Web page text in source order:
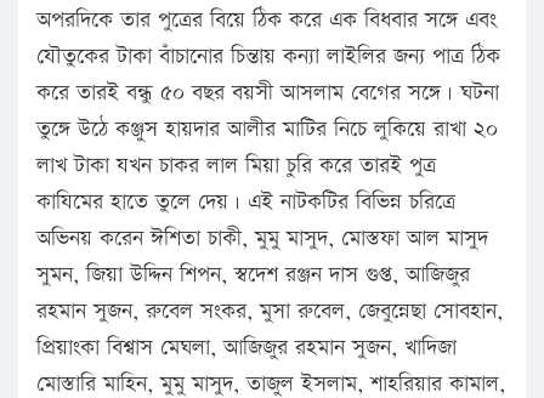
অপরদিকে তার পুত্রের বিয়ে ঠিক করে এক বিধবার সঙ্গে এবং
যৌতুকের টাকা বাঁচানোর চিন্তায় কন্যা লাইলির জন্য পাত্র ঠিক
করে তারই বন্ধু ৫০ বছর বয়সী আসলাম বেগের সঙ্গে। ঘটনা
তুঙ্গে উঠে কঞ্জুস হায়দার আলীর মাটির নিচে লুকিয়ে রাখা ২০
লাখ টাকা যখন চাকর লাল মিয়া চুরি করে তারই পুত্র
কাযিমের হাতে তুলে দেয়। এই নাটকটির বিভিন্ন চরিত্রে
অভিনয় করেন ঈশিতা চাকী, মুমু মাসুদ, মোস্তফা আল মাসুদ
সুমন, জিয়া উদ্দিন শিপন, স্বদেশ রঞ্জন দাস গুপ্ত, আজিজুর
রহমান সুজন, রুবেল সংকর, মুসা রুবেল, জেবুন্নেছা সোবহান,
প্রিয়াংকা বিশ্বাস মেঘলা, আজিজুর রহমান সুজন, খাদিজা
মোস্তারি মাহিন, মুমু মাসুদ, তাজুল ইসলাম, শাহরিয়ার কামাল,